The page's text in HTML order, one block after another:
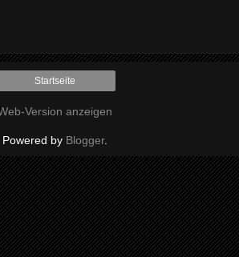
Startseite
Version anzeigen
Powered by Blogger.